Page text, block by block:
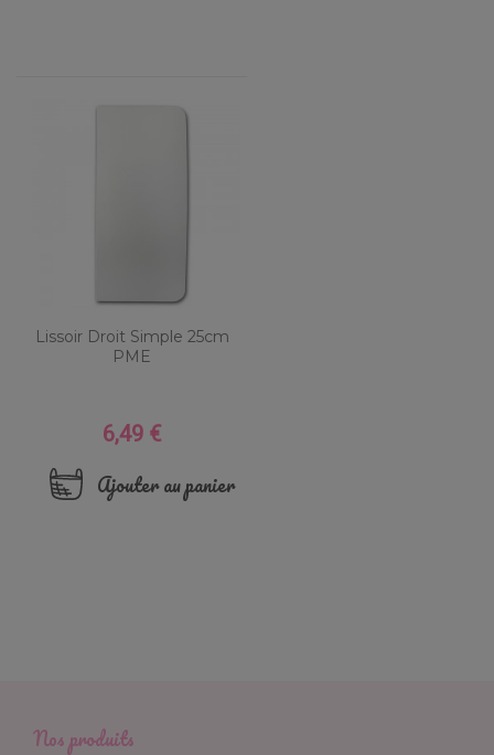
Lissoir Droit Simple 25cm
PME
Prix
6,49 €
Ajouter au panier
Nos produits